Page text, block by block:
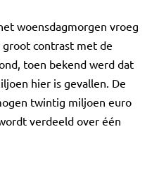
woensdagmorgen vroeg
groot contrast met de
toen bekend werd dat
hier is gevallen. De
twintig miljoen euro
verdeeld over één